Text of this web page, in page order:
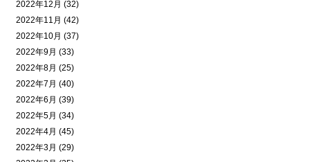
2022年12月 (32)
2022年11月 (42)
2022年10月 (37)
2022年9月 (33)
2022年8月 (25)
2022年7月 (40)
2022年6月 (39)
2022年5月 (34)
2022年4月 (45)
2022年3月 (29)